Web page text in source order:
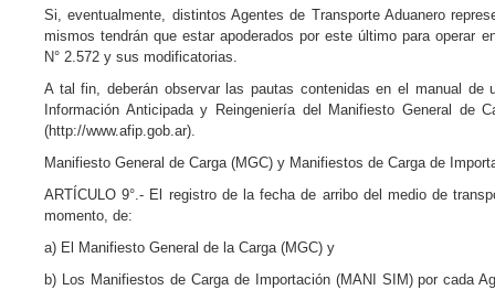
Si, eventualmente, distintos Agentes de Transporte Aduanero
mismos tendrán que estar apoderados por este último para operar
N° 2.572 y sus modificatorias.
A tal fin, deberán observar las pautas contenidas en el manual de
Información Anticipada y Reingeniería del Manifiesto General de
(http://www.afip.gob.ar).
Manifiesto General de Carga (MGC) y Manifiestos de Carga de
ARTÍCULO 9°.- El registro de la fecha de arribo del medio de
momento, de:
a) El Manifiesto General de la Carga (MGC) y
b) Los Manifiestos de Carga de Importación (MANI SIM) por cada